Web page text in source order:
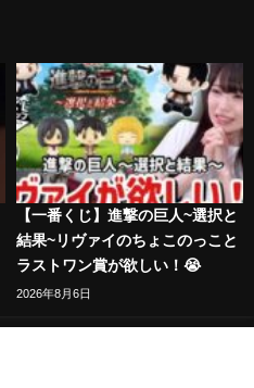
【一番くじ】進撃の巨人~選択と
結果~リヴァイのちょこのっこと
ラストワン賞が欲しい！😭
2026年8月6日